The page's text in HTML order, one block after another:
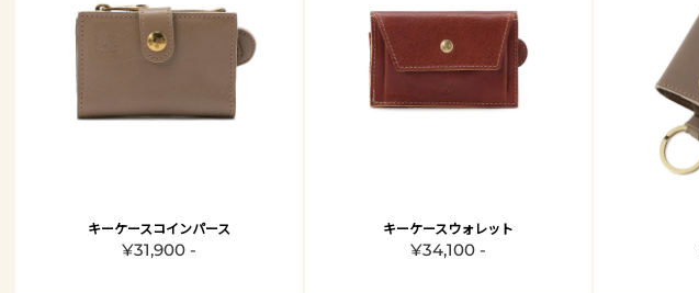
キーケースコインパース
¥31,900 -
キーケースウォレット
¥34,100 -